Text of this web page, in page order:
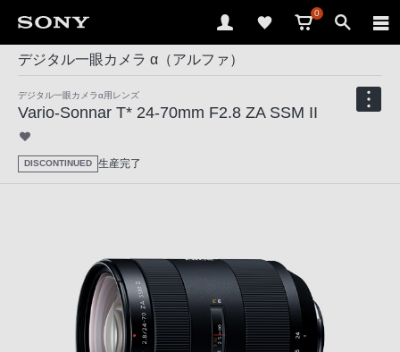
0
デジタル一眼カメラ α（アルファ）
デジタル一眼カメラα用レンズ
Vario-Sonnar T* 24-70mm F2.8 ZA SSM II
DISCONTINUED 生産完了